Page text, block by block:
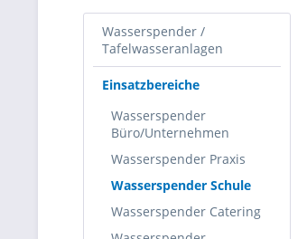
Wasserspender /
Tafelwasseranlagen
Einsatzbereiche
Wasserspender
Büro/Unternehmen
Wasserspender Praxis
Wasserspender Schule
Wasserspender Catering